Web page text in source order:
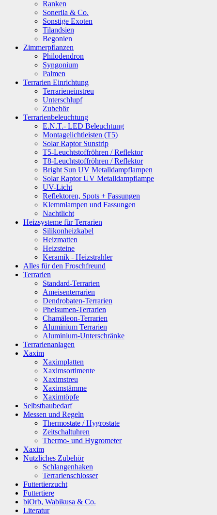
Ranken
Sonerila & Co.
Sonstige Exoten
Tilandsien
Begonien
Zimmerpflanzen
Philodendron
Syngonium
Palmen
Terrarien Einrichtung
Terrarieneinstreu
Unterschlupf
Zubehör
Terrarienbeleuchtung
E.N.T.- LED Beleuchtung
Montagelichtleisten (T5)
Solar Raptor Sunstrip
T5-Leuchtstoffröhren / Reflektor
T8-Leuchtstoffröhren / Reflektor
Bright Sun UV Metalldampflampen
Solar Raptor UV Metalldampflampe
UV-Licht
Reflektoren, Spots + Fassungen
Klemmlampen und Fassungen
Nachtlicht
Heizsysteme für Terrarien
Silikonheizkabel
Heizmatten
Heizsteine
Keramik - Heizstrahler
Alles für den Froschfreund
Terrarien
Standard-Terrarien
Ameisenterrarien
Dendrobaten-Terrarien
Phelsumen-Terrarien
Chamäleon-Terrarien
Aluminium Terrarien
Aluminium-Unterschränke
Terrarienanlagen
Xaxim
Xaximplatten
Xaximsortimente
Xaximstreu
Xaximstämme
Xaximtöpfe
Selbstbaubedarf
Messen und Regeln
Thermostate / Hygrostate
Zeitschaltuhren
Thermo- und Hygrometer
Xaxim
Nutzliches Zubehör
Schlangenhaken
Terrarienschlosser
Futtertierzucht
Futtertiere
biOrb, Wabikusa & Co.
Literatur